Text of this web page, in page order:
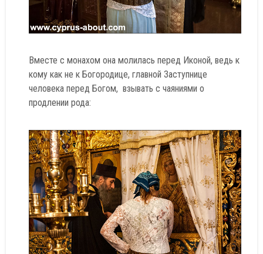
Вместе с монахом она молилась перед Иконой, ведь к
кому как не к Богородице, главной Заступнице
человека перед Богом, взывать с чаяниями о
продлении рода: